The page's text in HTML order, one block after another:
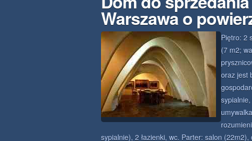
Warszawa o
Piętro: 2
(7 m2;
oraz jest
sypialnie), 2 łazienki, wc. Parter: salon